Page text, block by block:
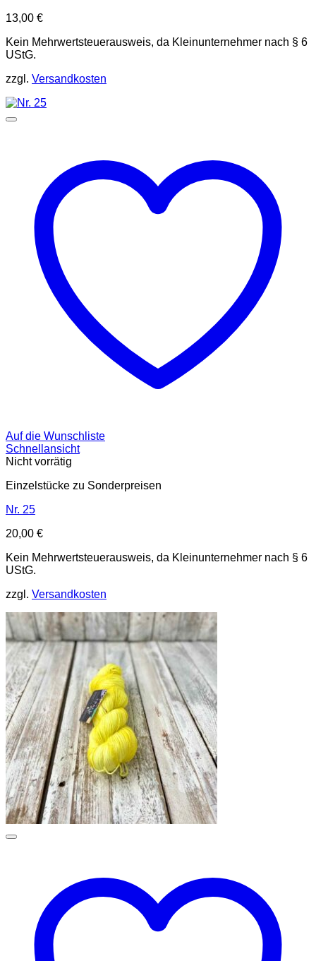
13,00 €
Kein Mehrwertsteuerausweis, da Kleinunternehmer nach § 6
UStG.
zzgl. Versandkosten
Auf die Wunschliste
Schnellansicht
Nicht vorrätig
Einzelstücke zu Sonderpreisen
Nr. 25
20,00 €
Kein Mehrwertsteuerausweis, da Kleinunternehmer nach § 6
UStG.
zzgl. Versandkosten